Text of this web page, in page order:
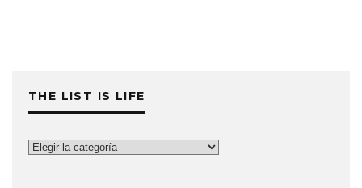
THE LIST IS LIFE
The